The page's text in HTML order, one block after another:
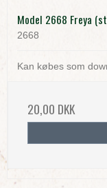
Model 2668 Freya
2668
Kan købes som
20,00 DKK